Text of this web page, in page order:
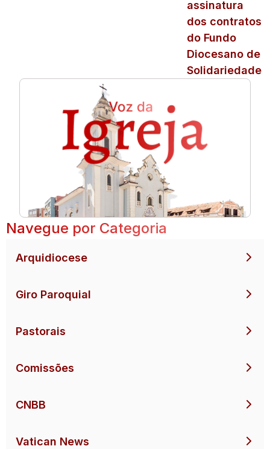
assinatura
dos contratos
do Fundo
Diocesano de
Solidariedade
Navegue por Categoria
Arquidiocese
Giro Paroquial
Pastorais
Comissões
CNBB
Vatican News